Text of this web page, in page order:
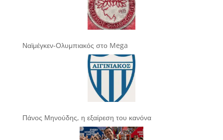
Ναϊμέγκεν-Ολυμπιακός στο Mega
Πάνος Μηνούδης, η εξαίρεση του κανόνα